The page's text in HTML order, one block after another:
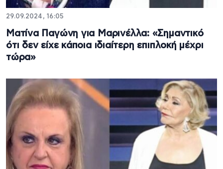
29.09.2024, 16:05
Ματίνα Παγώνη για Μαρινέλλα: «Σημαντικό
ότι δεν είχε κάποια ιδιαίτερη επιπλοκή μέχρι
τώρα»